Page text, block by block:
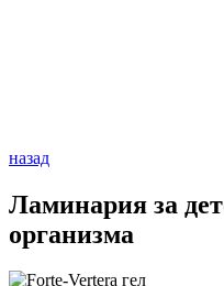
назад
Ламинария за
организма